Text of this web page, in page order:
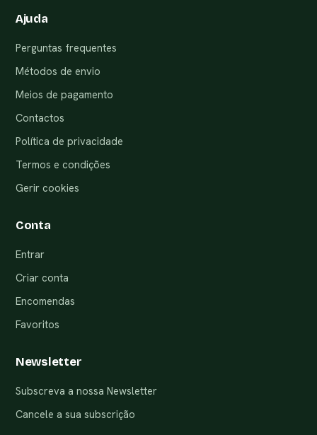
Ajuda
Perguntas frequentes
Métodos de envio
Meios de pagamento
Contactos
Política de privacidade
Termos e condições
Gerir cookies
Conta
Entrar
Criar conta
Encomendas
Favoritos
Newsletter
Subscreva a nossa Newsletter
Cancele a sua subscrição